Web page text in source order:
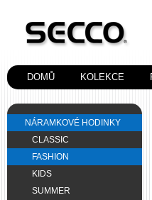
DOMŮ KOLEKCE
NÁRAMKOVÉ HODINKY
CLASSIC
FASHION
KIDS
SUMMER